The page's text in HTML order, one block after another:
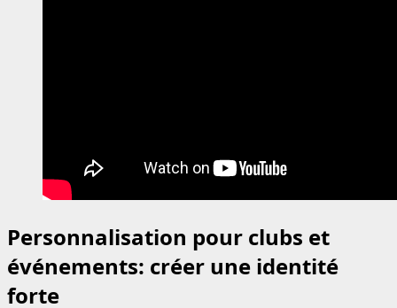
Personnalisation pour clubs et
événements: créer une identité
forte